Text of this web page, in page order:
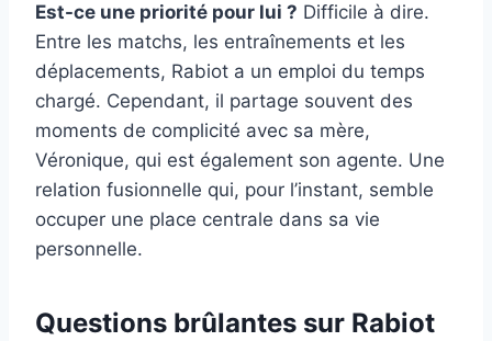
Est-ce une priorité pour lui ? Difficile à dire.
Entre les matchs, les entraînements et les
déplacements, Rabiot a un emploi du temps
chargé. Cependant, il partage souvent des
moments de complicité avec sa mère,
Véronique, qui est également son agente. Une
relation fusionnelle qui, pour l’instant, semble
occuper une place centrale dans sa vie
personnelle.
Questions brûlantes sur Rabiot